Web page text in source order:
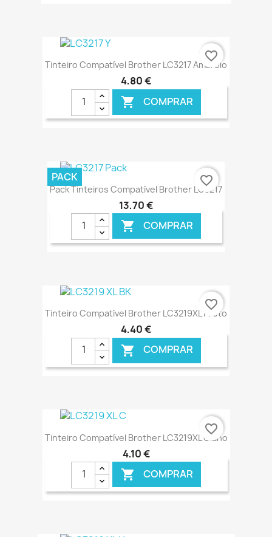
€ ONLINE
Tinteiro Compatível Brother LC3217 Amarelo
4,80 €
 COMPRAR
€ ONLINE
favorite_border
Pack Tinteiros Compatível Brother LC3217
13,70 €
 COMPRAR
€ ONLINE
PACK favorite_border
Tinteiro Compatível Brother LC3219XL Preto
4,40 €
 COMPRAR
€ ONLINE
favorite_border
Tinteiro Compatível Brother LC3219XL Ciano
4,10 €
 COMPRAR
favorite_border